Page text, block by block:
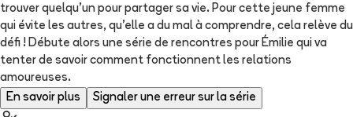
trouver quelqu'un pour partager sa vie. Pour cette jeune femme
qui évite les autres, qu'elle a du mal à comprendre, cela relève du
défi ! Débute alors une série de rencontres pour Émilie qui va
tenter de savoir comment fonctionnent les relations
amoureuses.
En savoir plus
Signaler une erreur sur la série